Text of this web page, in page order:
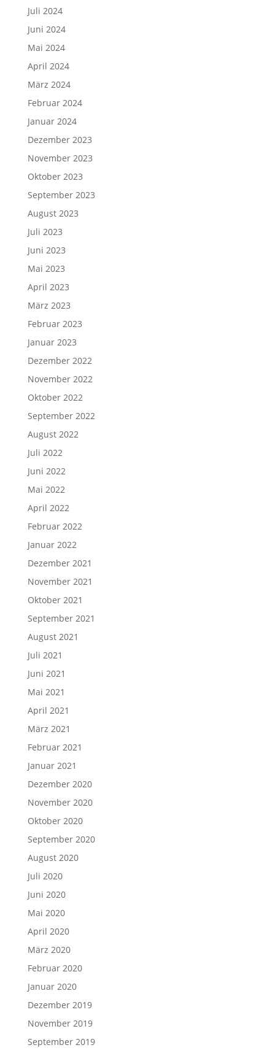
Juli 2024
Juni 2024
Mai 2024
April 2024
März 2024
Februar 2024
Januar 2024
Dezember 2023
November 2023
Oktober 2023
September 2023
August 2023
Juli 2023
Juni 2023
Mai 2023
April 2023
März 2023
Februar 2023
Januar 2023
Dezember 2022
November 2022
Oktober 2022
September 2022
August 2022
Juli 2022
Juni 2022
Mai 2022
April 2022
Februar 2022
Januar 2022
Dezember 2021
November 2021
Oktober 2021
September 2021
August 2021
Juli 2021
Juni 2021
Mai 2021
April 2021
März 2021
Februar 2021
Januar 2021
Dezember 2020
November 2020
Oktober 2020
September 2020
August 2020
Juli 2020
Juni 2020
Mai 2020
April 2020
März 2020
Februar 2020
Januar 2020
Dezember 2019
November 2019
September 2019